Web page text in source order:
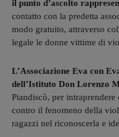
il punto d’ascolto
contatto con la predetta
modo gratuito, attraverso
legale le donne vittime di
L’Associazione Eva con
dell’Istituto Don Lorenzo
Piandiscò, per
contro il fenomeno della
ragazzi nel riconoscerla e